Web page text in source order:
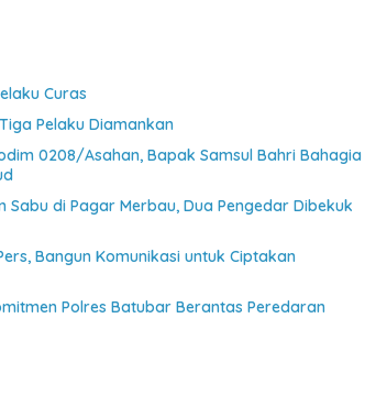
Curas
Pelaku Diamankan
0208/Asahan, Bapak Samsul Bahri Bahagia
di Pagar Merbau, Dua Pengedar Dibekuk
Bangun Komunikasi untuk Ciptakan
Polres Batubar Berantas Peredaran